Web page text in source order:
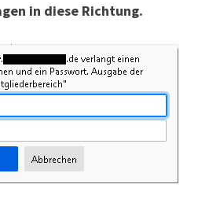
in diese Richtung.